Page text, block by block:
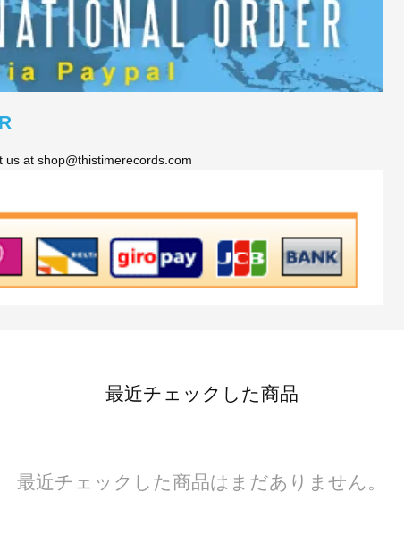
at shop@thistimerecords.com
最近チェックした商品
最近チェックした商品はまだありません。